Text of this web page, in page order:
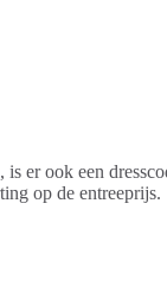
er ook een
op de entreeprijs.